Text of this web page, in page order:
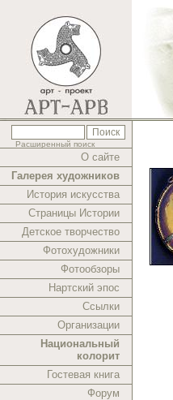
Расширенный поиск
О сайте
Галерея художников
История искусства
Страницы Истории
Детское творчество
Фотохудожники
Фотообзоры
Нартский эпос
Ссылки
Организации
Национальный
колорит
Гостевая книга
Форум